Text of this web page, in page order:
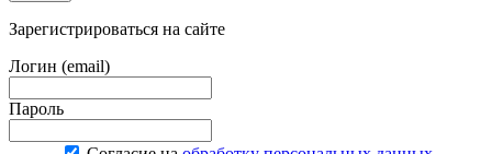
Зарегистрироваться на сайте
Логин (email)
Пароль